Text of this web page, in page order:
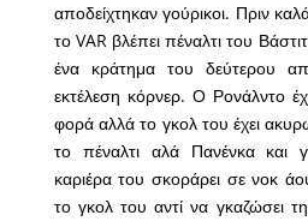
αποδείχτηκαν γούρικοι. Πριν
το VAR βλέπει πέναλτι του
ένα κράτημα του δεύτερου
εκτέλεση κόρνερ. Ο Ρονάλντο
φορά αλλά το γκολ του έχει
το πέναλτι αλά Πανένκα
καριέρα του σκοράρει σε νοκ
το γκολ του αντί να γκαζώσει